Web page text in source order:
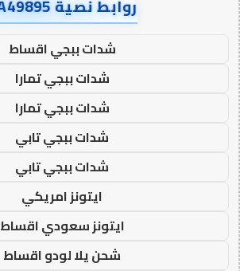
روابط نصية AA49895
شدات ببجي اقساط
شدات ببجي تمارا
شدات ببجي تمارا
شدات ببجي تابي
شدات ببجي تابي
ايتونز امريكي
ايتونز سعودي اقساط
شحن يلا لودو اقساط